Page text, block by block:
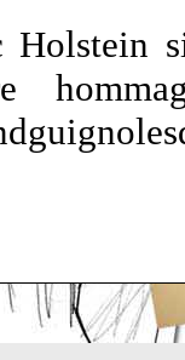
Holstein